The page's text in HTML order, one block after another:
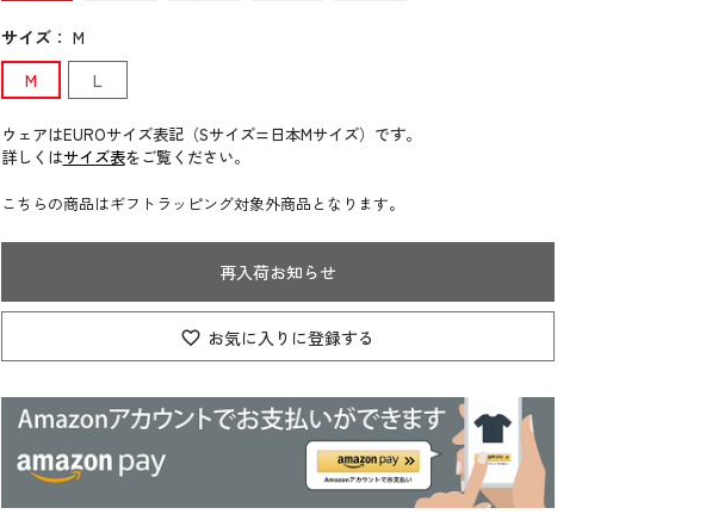
サイズ： M
M
L
ウェアはEUROサイズ表記（Sサイズ=日本Mサイズ）です。
詳しくはサイズ表をご覧ください。
こちらの商品はギフトラッピング対象外商品となります。
再入荷お知らせ
お気に入りに登録する